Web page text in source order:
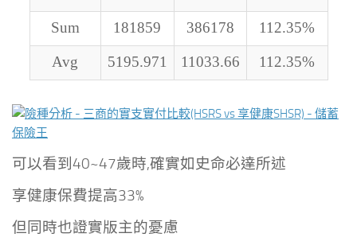
Sum 181859 386178 112.35%
Avg 5195.971 11033.66 112.35%
可以看到40~47歲時,確實如史命必達所述
享健康保費提高33%
但同時也證實版主的憂慮